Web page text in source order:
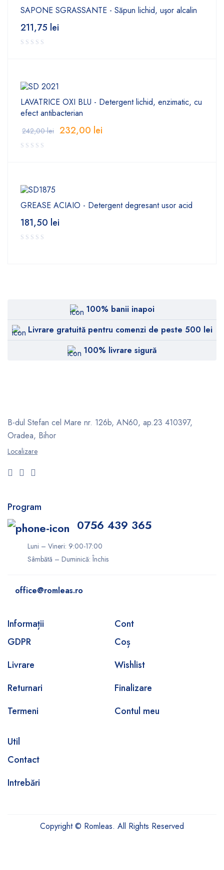
SAPONE SGRASSANTE - Săpun lichid, uşor alcalin
211,75 lei
LAVATRICE OXI BLU - Detergent lichid, enzimatic, cu
efect antibacterian
242,00lei 232,00 lei
GREASE ACIAIO - Detergent degresant usor acid
181,50 lei
100% banii inapoi
Livrare gratuită pentru comenzi de peste 500 lei
100% livrare sigură
B-dul Stefan cel Mare nr. 126b, AN60, ap.23 410397,
Oradea, Bihor
Localizare
Program
0756 439 365
Luni – Vineri: 9:00-17:00
Sâmbătă – Duminică: Închis
office@romleas.ro
Informații
GDPR
Livrare
Returnari
Termeni
Cont
Coș
Wishlist
Finalizare
Contul meu
Util
Contact
Intrebări
Copyright © Romleas. All Rights Reserved